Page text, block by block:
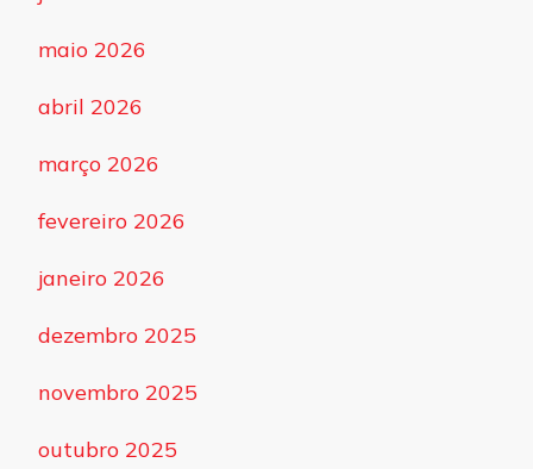
maio 2026
abril 2026
março 2026
fevereiro 2026
janeiro 2026
dezembro 2025
novembro 2025
outubro 2025